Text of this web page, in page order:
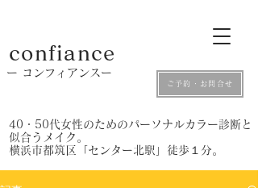
confiance
​ー コンフィアンスー
ご予約・お問合せ
​40・50代女性のためのパーソナルカラー診断と
似合うメイク。
​横浜市都筑区「センター北駅」徒歩１分。